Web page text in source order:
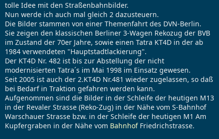
tolle Idee mit den Straßenbahnbilder.
Nun werde ich auch mal gleich 2 dazusteuern.
Die Bilder stammen von einer Themenfahrt des DVN-Berlin.
Sie zeigen den klassischen Berliner 3-Wagen Rekozug der BVB
im Zustand der 70er Jahre, sowie einen Tatra KT4D in der ab
1984 verwendeten "Hauptstadtlackierung".
Der KT4D Nr. 482 ist bis zur Abstellung der nicht
modernisierten Tatra´s im Mai 1998 im Einsatz gewesen.
Seit 2005 ist auch der 2.KT4D Nr.481 wieder zugelassen, so daß
bei Bedarf in Traktion gefahren werden kann.
Aufgenommen sind die Bilder in der Schleife der heutigen M13
in der Revaler Strasse (Reko-Zug) in der Nähe vom S-Bahnhof
Warschauer Strasse bzw. in der Schleife der heutigen M1 Am
Kupfergraben in der Nähe vom BahnhofFriedrichstrasse.